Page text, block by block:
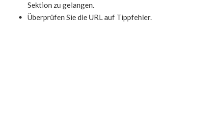
Sektion zu gelangen.
Überprüfen Sie die URL auf Tippfehler.